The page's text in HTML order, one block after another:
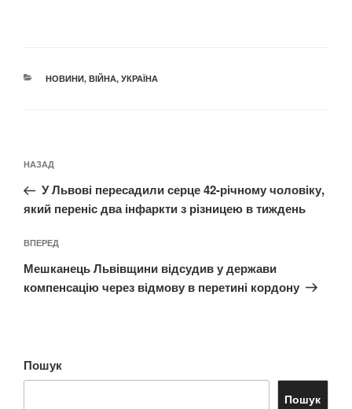
КАТЕГОРІЇ
НОВИНИ, ВІЙНА, УКРАЇНА
записів
Попередній
запис:
НАЗАД
У Львові пересадили серце 42-річному чоловіку,
який переніс два інфаркти з різницею в тиждень
Наступний
запис
ВПЕРЕД
Мешканець Львівщини відсудив у держави
компенсацію через відмову в перетині кордону
Пошук
Пошук